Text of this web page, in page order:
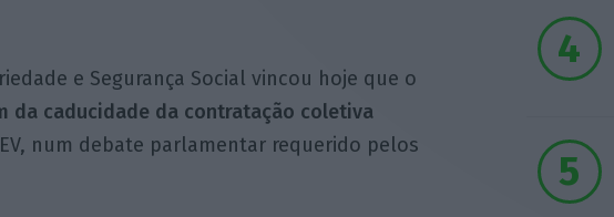
e Segurança Social vincou hoje que o
da caducidade da contratação coletiva
num debate parlamentar requerido pelos